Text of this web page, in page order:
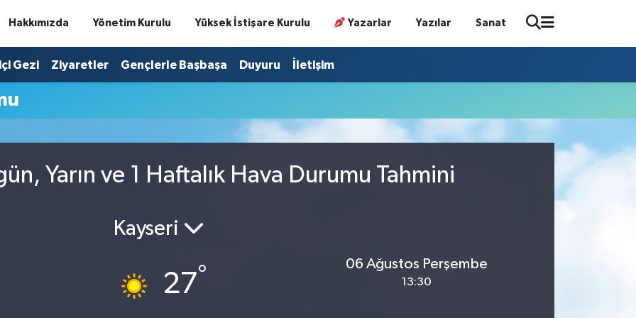
Hakkımızda Yönetim Kurulu Yüksek İstişare Kurulu Yazarlar Yazılar Sanat
Gezi Ziyaretler Gençlerle Başbaşa Duyuru İletişim
Yarın ve 1 Haftalık Hava Durumu Tahmini
Kayseri
27°
06 Ağustos Perşembe
13:30